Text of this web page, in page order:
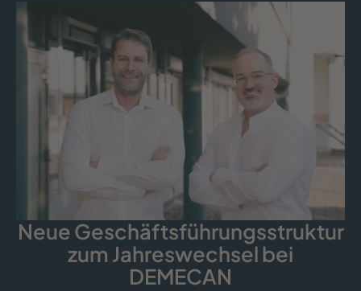
Neue Geschäfts­führungs­struktur
zum Jahreswechsel bei
DEMECAN